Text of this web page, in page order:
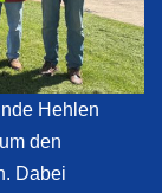
Hehlen
den
Dabei